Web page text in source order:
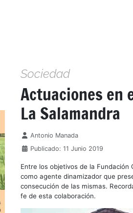
Sociedad
Actuaciones en
La Salamandra
Detalles
Antonio Manada
Publicado: 11 Junio 2019
Entre los objetivos de la
como agente dinamizador que
consecución de las mismas.
fe de esta colaboración.